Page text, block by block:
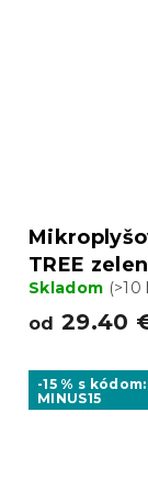
TREE
Skladom (>10
od 29.40
-15 % s kódom:
MINUS15